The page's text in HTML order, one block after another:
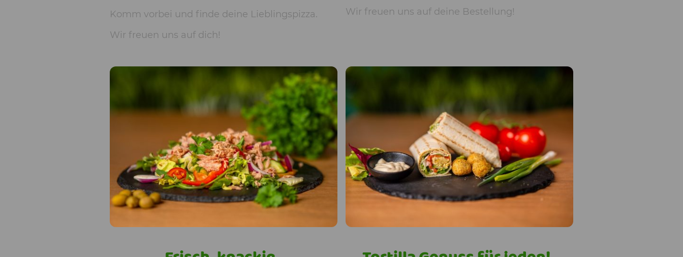
Komm vorbei und finde deine Lieblingspizza.
Wir freuen uns auf dich!
Wir freuen uns auf deine Bestellung!